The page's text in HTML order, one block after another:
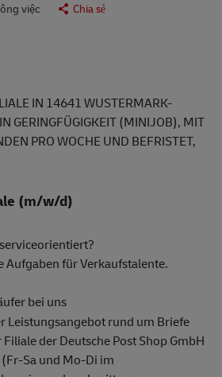
việc Chia sẻ
IN 14641 WUSTERMARK-
GERINGFÜGIGKEIT (MINIJOB), MIT
PRO WOCHE UND BEFRISTET,
(m/w/d)
Aufgaben für Verkaufstalente.
bei uns
Leistungsangebot rund um Briefe
der Deutsche Post Shop GmbH
Sa und Mo-Di im